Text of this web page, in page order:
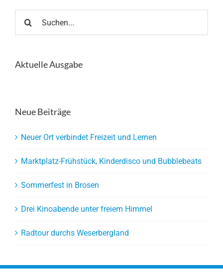
nach:
Aktuelle Ausgabe
Neue Beiträge
Neuer Ort verbindet Freizeit und Lernen
Marktplatz-Frühstück, Kinderdisco und Bubblebeats
Sommerfest in Brosen
Drei Kinoabende unter freiem Himmel
Radtour durchs Weserbergland